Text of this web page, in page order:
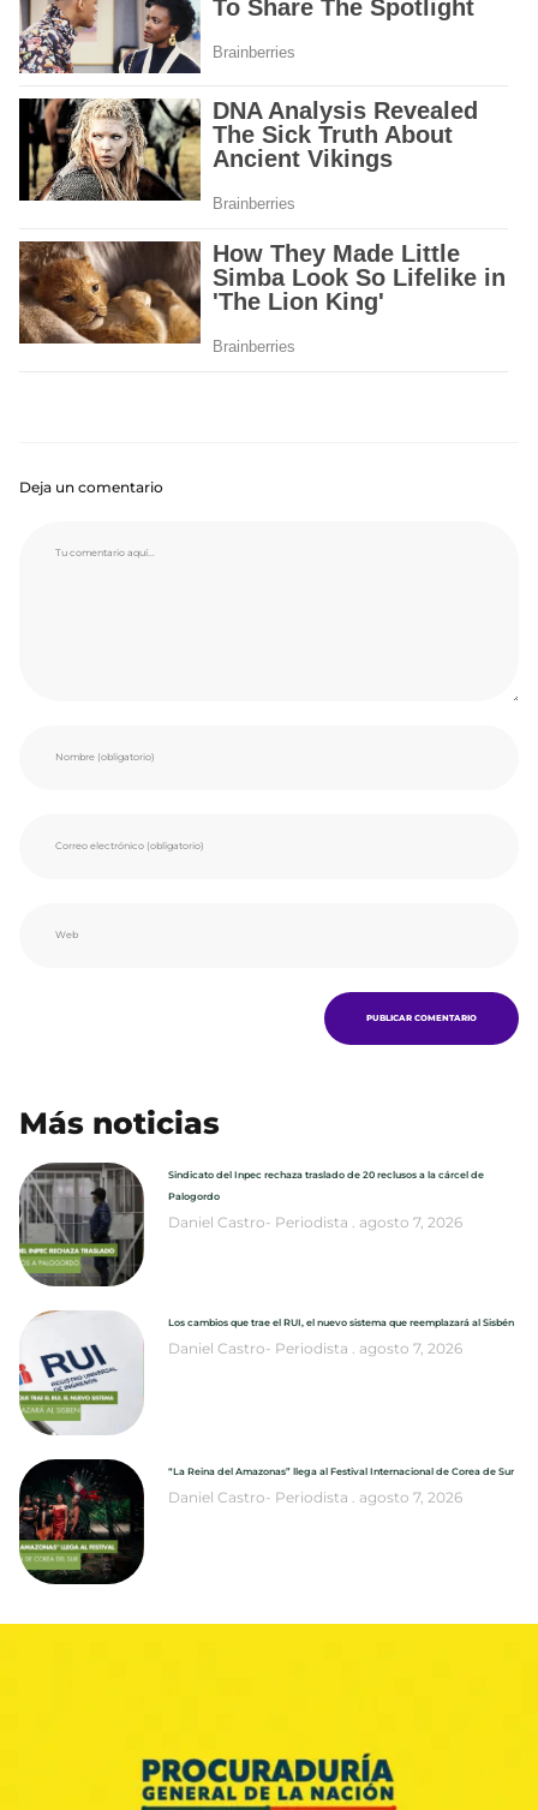
Deja un comentario
Más noticias
Sindicato del Inpec rechaza traslado de 20 reclusos a la cárcel de
Palogordo
Daniel Castro- Periodista agosto 7, 2026
Los cambios que trae el RUI, el nuevo sistema que reemplazará al Sisbén
Daniel Castro- Periodista agosto 7, 2026
“La Reina del Amazonas” llega al Festival Internacional de Corea de Sur
Daniel Castro- Periodista agosto 7, 2026